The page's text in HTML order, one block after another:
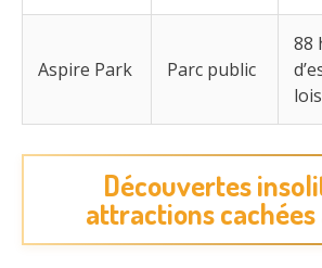
Aspire Park Parc public
88
Découvertes
attractions cachées